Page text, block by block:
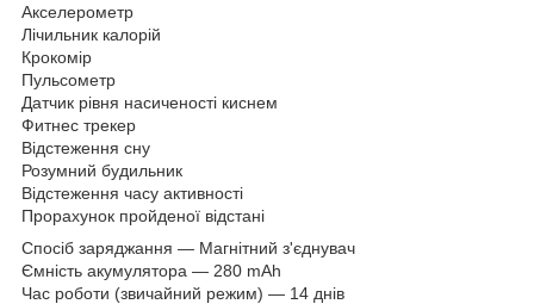
Акселерометр
Лічильник калорій
Крокомір
Пульсометр
Датчик рівня насиченості киснем
Фитнес трекер
Відстеження сну
Розумний будильник
Відстеження часу активності
Прорахунок пройденої відстані
Спосіб заряджання — Магнітний з'єднувач
Ємність акумулятора — 280 mAh
Час роботи (звичайний режим) — 14 днів